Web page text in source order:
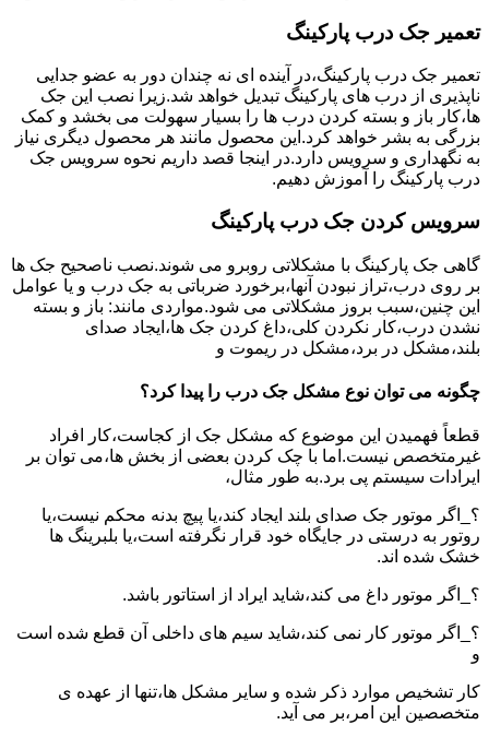
تعمیر جک درب پارکینگ
تعمیر جک درب پارکینگ،در آینده ای نه چندان دور به عضو جدایی
ناپذیری از درب های پارکینگ تبدیل خواهد شد.زیرا نصب این جک
ها،کار باز و بسته کردن درب ها را بسیار سهولت می بخشد و کمک
بزرگی به بشر خواهد کرد.این محصول مانند هر محصول دیگری نیاز
به نگهداری و سرویس دارد.در اینجا قصد داریم نحوه سرویس جک
درب پارکینگ را آموزش دهیم.
سرویس کردن جک درب پارکینگ
گاهی جک پارکینگ با مشکلاتی روبرو می شوند.نصب ناصحیح جک ها
بر روی درب،تراز نبودن آنها،برخورد ضرباتی به جک درب و یا عوامل
این چنین،سبب بروز مشکلاتی می شود.مواردی مانند: باز و بسته
نشدن درب،کار نکردن کلی،داغ کردن جک ها،ایجاد صدای
بلند،مشکل در برد،مشکل در ریموت و
چگونه می توان نوع مشکل جک درب را پیدا کرد؟
قطعاً فهمیدن این موضوع که مشکل جک از کجاست،کار افراد
غیرمتخصص نیست.اما با چک کردن بعضی از بخش ها،می توان بر
ایرادات سیستم پی برد.به طور مثال،
؟_اگر موتور جک صدای بلند ایجاد کند،یا پیچ بدنه محکم نیست،یا
روتور به درستی در جایگاه خود قرار نگرفته است،یا بلبرینگ ها
خشک شده اند.
؟_اگر موتور داغ می کند،شاید ایراد از استاتور باشد.
؟_اگر موتور کار نمی کند،شاید سیم های داخلی آن قطع شده است
و
کار تشخیص موارد ذکر شده و سایر مشکل ها،تنها از عهده ی
متخصصین این امر،بر می آید.